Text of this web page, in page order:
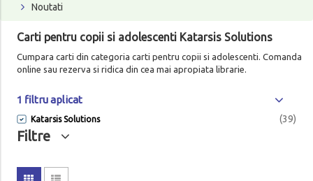
Noutati
Carti pentru copii si adolescenti Katarsis Solutions
Cumpara carti din categoria carti pentru copii si adolescenti. Comanda
online sau rezerva si ridica din cea mai apropiata librarie.
1 filtru aplicat
Katarsis Solutions (39)
Filtre